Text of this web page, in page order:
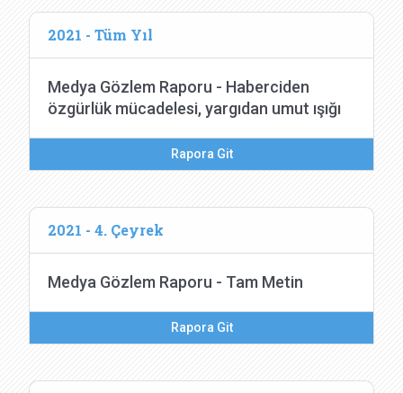
2021 - Tüm Yıl
Medya Gözlem Raporu - Haberciden
özgürlük mücadelesi, yargıdan umut ışığı
Rapora Git
2021 - 4. Çeyrek
Medya Gözlem Raporu - Tam Metin
Rapora Git